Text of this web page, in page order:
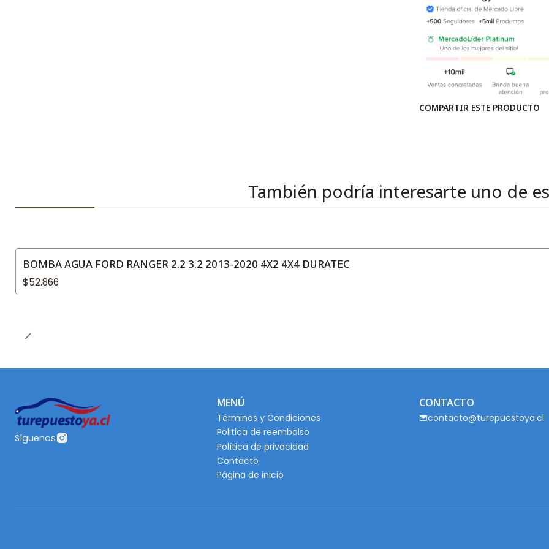
COMPARTIR ESTE PRODUCTO
También podría interesarte uno de
BOMBA AGUA FORD RANGER 2.2 3.2 2013-2020 4X2 4X4 DURATEC
$52.866
Síguenos
MENÚ
Términos y Condiciones
Politica de reembolso
Política de privacidad
Contacto
Página de inicio
CONTACTO
contacto@turepuestoya.cl